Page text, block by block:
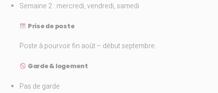
Semaine 2 : mercredi, vendredi, samedi
Prise de poste
Poste à pourvoir fin août – début septembre.
Garde & logement
Pas de garde